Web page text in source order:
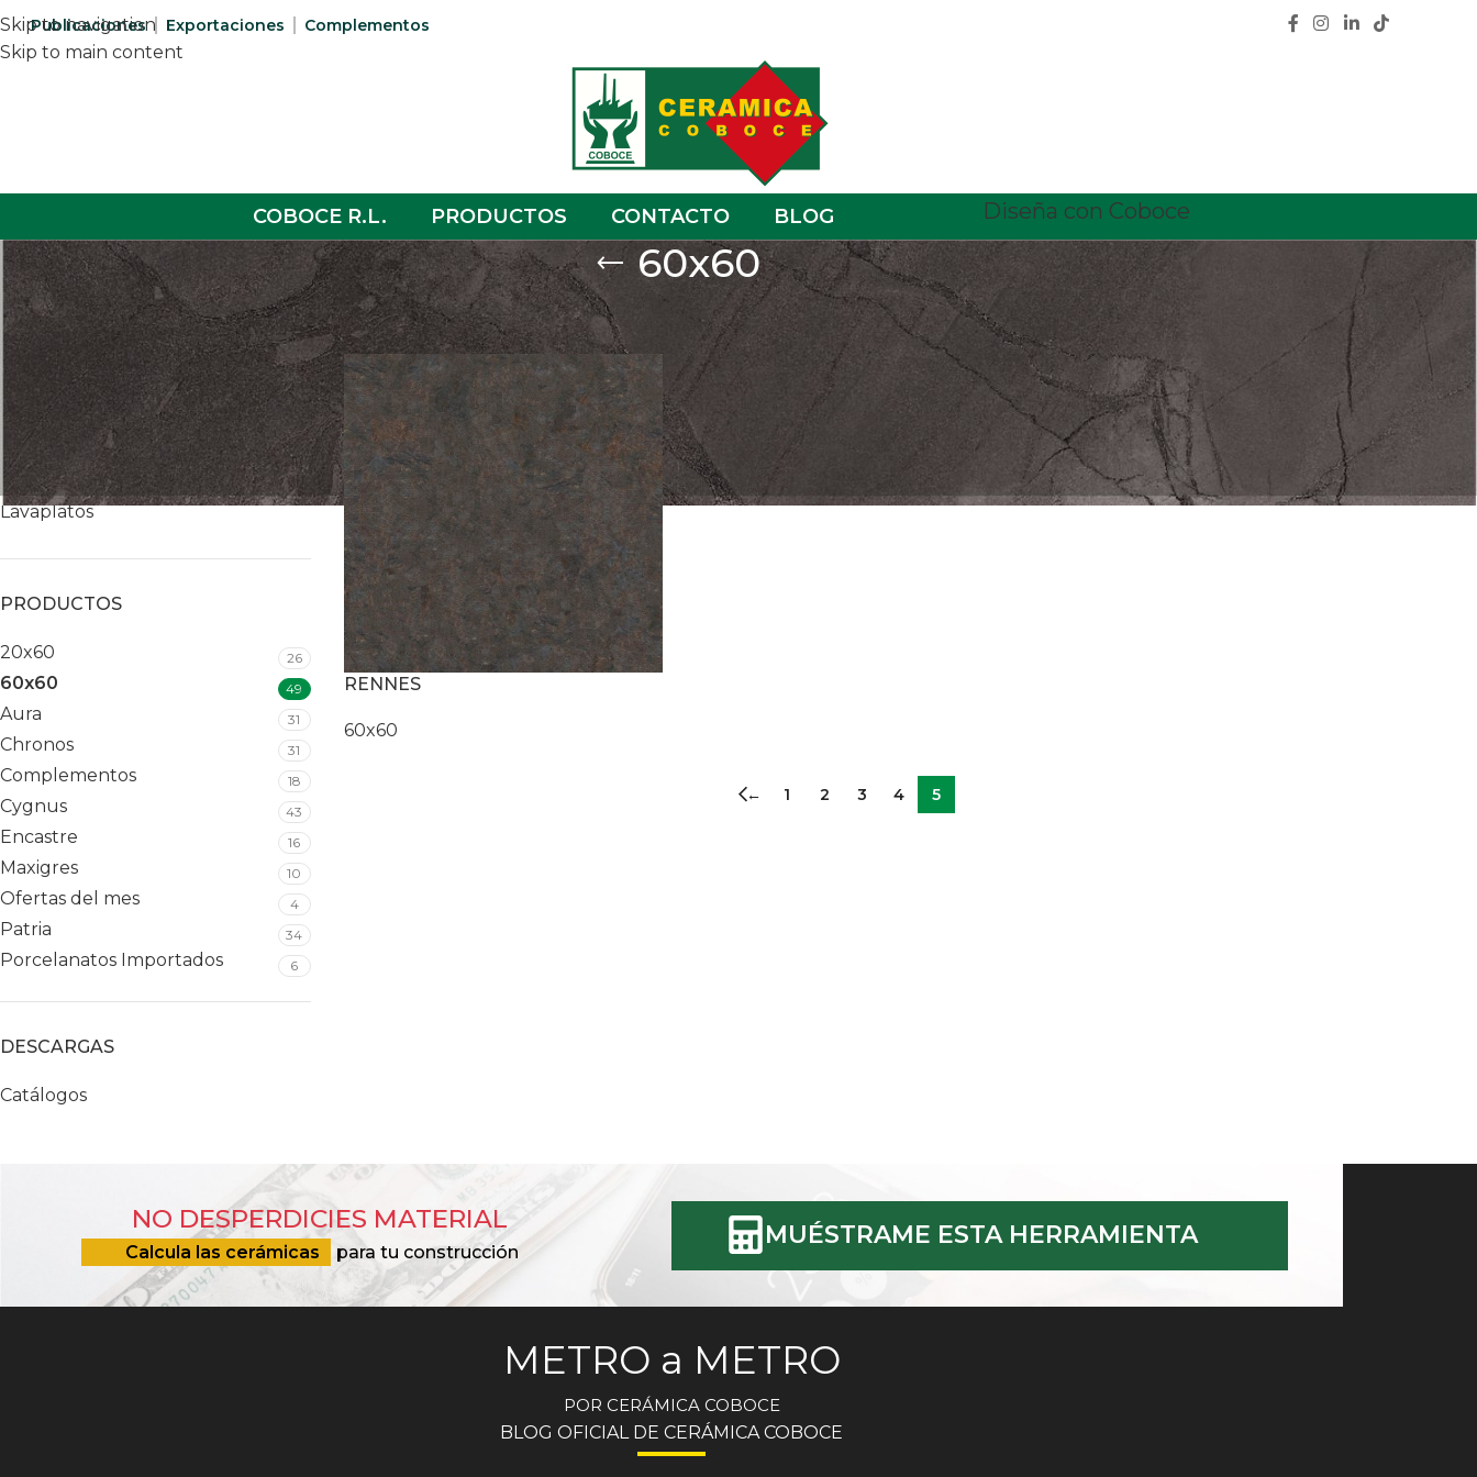
Skip to navigation
Skip to main content
Publicaciones Exportaciones Complementos
COBOCE R.L. PRODUCTOS CONTACTO BLOG Diseña con Coboce
60x60
COLECCIONES
Patria
Cygnus
Porcelanato
Sanitarios
Complementos
Lavaplatos
PRODUCTOS
20x60 26
60x60 49
Aura 31
Chronos 31
Complementos 18
Cygnus 43
Encastre 16
Maxigres 10
Ofertas del mes 4
Patria 34
Porcelanatos Importados 6
DESCARGAS
Catálogos
Home 60x60/ Page 5 Show 12 18
RENNES
60x60
← 1 2 3 4 5
NO DESPERDICIES MATERIAL
Calcula las cerámicas para tu construcción
MUÉSTRAME ESTA HERRAMIENTA
METRO a METRO
POR CERÁMICA COBOCE
BLOG OFICIAL DE CERÁMICA COBOCE